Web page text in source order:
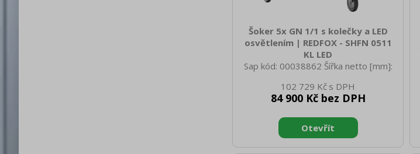
Šoker 5x GN 1/1 s kolečky a LED
osvětlením | REDFOX - SHFN 0511
KL LED
Sap kód: 00038862 Šířka netto [mm]:
netto [mm]: 830 Hmotnost netto [kg]:
88.00 Šířka brutto [mm]: 800 Hloubka
980 Hmotnost brutto [kg]: 104.00 Typ
spotřebiče: Elektrické zařízení Vnější
barva zařízení: Nerezové Otevírání
102 729 Kč
84 900 Kč bez DPH